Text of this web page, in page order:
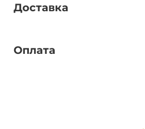
Доставка
Оплата